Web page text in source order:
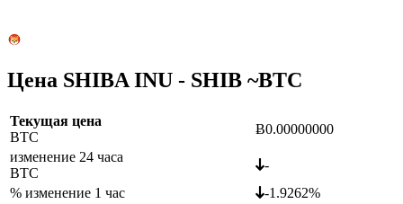
Цена SHIBA INU - SHIB ~BTC
Текущая цена
BTC
Ƀ0.00000000
изменение 24 часа
BTC
-
% изменение 1 час
-1.9262%